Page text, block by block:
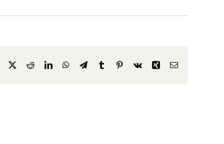
RedditLinkedInWhatsApp
TelegramTumblr Pinterest
Vk Xing E-